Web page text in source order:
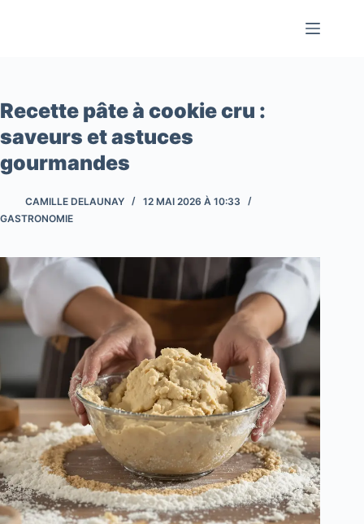
Recette pâte à cookie cru :
saveurs et astuces
gourmandes
CAMILLE DELAUNAY
12 MAI 2026 À 10:33
GASTRONOMIE